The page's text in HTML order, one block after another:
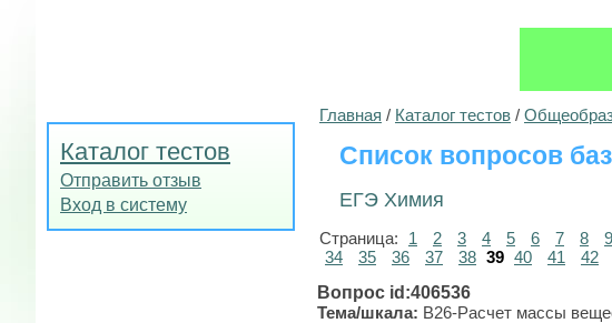
Каталог тестов
Отправить отзыв
Вход в систему
Главная / Каталог тестов /
Список вопросов
ЕГЭ Химия
Страница: 1 2 3 4 5 6 7 8 9
34
35 36 37 38 39 40 41 42
Вопрос id:406536
Тема/шкала: B26-Рас­чет массы